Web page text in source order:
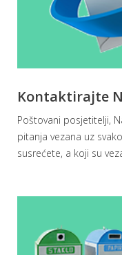
Kontaktirajte
Poštovani posjetitelji,
pitanja vezana uz
susrećete, a koji su